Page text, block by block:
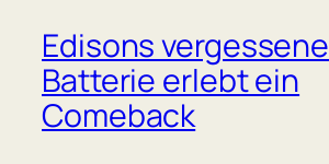
Edisons vergessene
Batterie erlebt ein
Comeback